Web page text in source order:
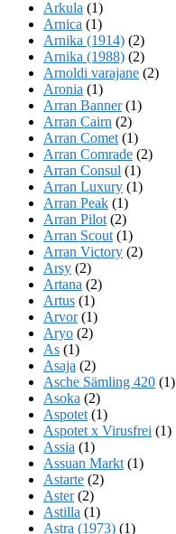
Arkula (1)
Arnica (1)
Arnika (1914) (2)
Arnika (1988) (2)
Arnoldi varajane (2)
Aronia (1)
Arran Banner(1)
Arran Cairn (2)
Arran Comet (1)
Arran Comrade (2)
Arran Consul (1)
Arran Luxury (1)
Arran Peak (1)
Arran Pilot (2)
Arran Scout (1)
Arran Victory (2)
Arsy (2)
Artana (2)
Artus (1)
Arvor(1)
Aryo (2)
As (1)
Asaja (2)
Asche Sämling 420 (1)
Asoka (2)
Aspotet (1)
Aspotet x Virusfrei (1)
Assia (1)
Assuan Markt (1)
Astarte (2)
Aster(2)
Astilla (1)
Astra (1973) (1)